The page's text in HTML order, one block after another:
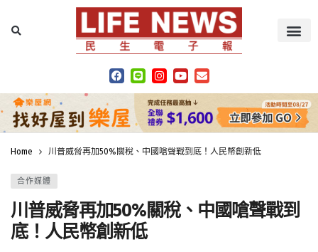
Home 川普威脅再加50%關稅、中國嗆聲戰到底！人民幣創新低
合作媒體
川普威脅再加50%關稅、中國嗆聲戰到
底！人民幣創新低